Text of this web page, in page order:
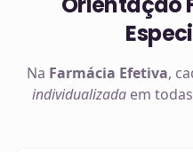
Na Farmácia Efetiva,
individualizada em